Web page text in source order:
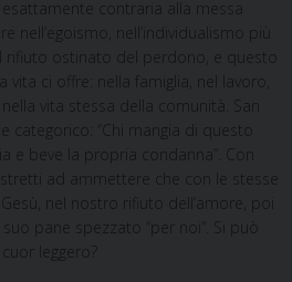
contraria alla messa
nell’egoismo, nell’individualismo più
rifiuto ostinato del perdono, e questo
ci offre: nella famiglia, nel lavoro,
vita stessa della comunità. San
“Chi mangia di questo
e beve la propria condanna”. Con
ad ammettere che con le stesse
nel nostro rifiuto dell’amore, poi
pane spezzato “per noi”. Si può
leggero?